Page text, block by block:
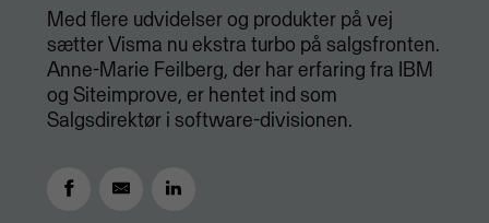
Med flere udvidelser og produkter på vej
sætter Visma nu ekstra turbo på salgsfronten.
Anne-Marie Feilberg, der har erfaring fra IBM
og Siteimprove, er hentet ind som
Salgsdirektør i software-divisionen.